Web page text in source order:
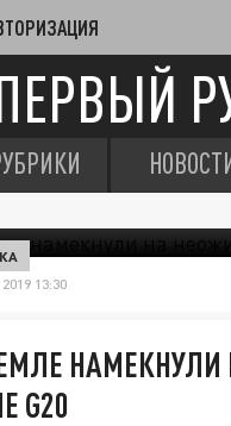
13:30
G20